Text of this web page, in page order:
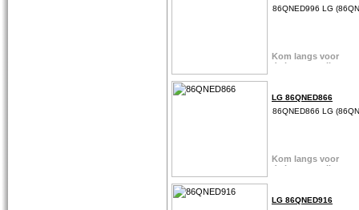
86QNED996 LG
LG 86QNED866
86QNED866 LG
LG 86QNED916